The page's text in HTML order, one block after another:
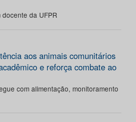
da UFPR
aos animais comunitários
e reforça combate ao
com alimentação, monitoramento